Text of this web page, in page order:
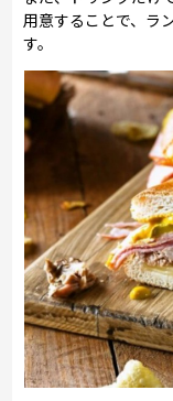
用意することで、ラ
す。